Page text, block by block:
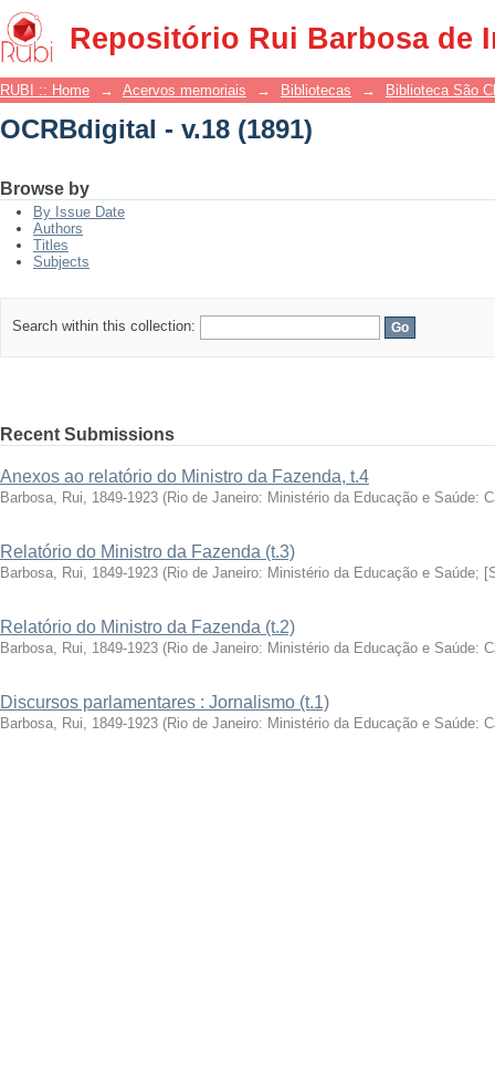
Repositório Rui Barbosa de
OCRBdigital - v.18 (1891)
RUBI :: Home → Acervos memoriais → Bibliotecas → Biblioteca São
OCRBdigital - v.18 (1891)
Browse by
By Issue Date
Authors
Titles
Subjects
Search within this collection:
Recent Submissions
Anexos ao relatório do Ministro da Fazenda, t.4
Barbosa, Rui, 1849-1923 (Rio de Janeiro: Ministério da Educação e Saúde:
Relatório do Ministro da Fazenda (t.3)
Barbosa, Rui, 1849-1923 (Rio de Janeiro: Ministério da Educação e Saúde;
Relatório do Ministro da Fazenda (t.2)
Barbosa, Rui, 1849-1923 (Rio de Janeiro: Ministério da Educação e Saúde:
Discursos parlamentares : Jornalismo (t.1)
Barbosa, Rui, 1849-1923 (Rio de Janeiro: Ministério da Educação e Saúde: